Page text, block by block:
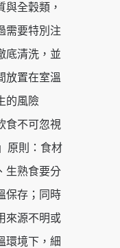
與全穀類，
需要特別注
底清洗，並
放置在室溫
的風險
食不可忽視
原則：食材
生熟食要分
保存；同時
來源不明或
環境下，細